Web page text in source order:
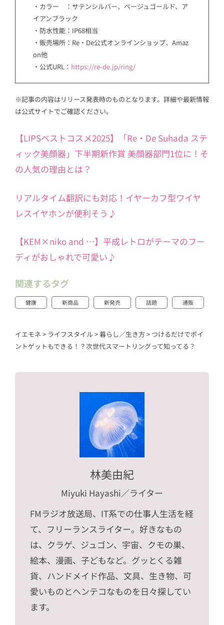
・カラー ：サテンシルバー、ベージュゴールド、ア
イアンブラック
・防水性能：IP68相当
・販売場所：Re・De公式オンラインショップ、Amaz
on他
・公式URL： https://re-de.jp/ring/
※記事の内容はリリース発表時のものとなります。詳細や最新情報
は公式サイトでご確認ください。
【LIPSベストコスメ2025】「Re・De Suhada ステ
ィック美顔器」下半期新作賞 美顔器部門1位に！そ
の人気の理由とは？
リアルタイム翻訳にも対応！イヤーカフ型ワイヤ
レスイヤホンが便利そう♪
【KEM×niko and …】平成レトロがテーマのフー
ディがおしゃれで可愛い♪
関連するタグ
健康 新商品 新発売 話題 通販
イエモネ > ライフスタイル>暮らし／生き方> つけるだけでポイ
ントゲットもできる！？次世代スマートリングって知ってる？
林美由紀
Miyuki Hayashi／ライター
FMラジオ放送局、IT系での仕事人生活を経
て、フリーランスライター。好きなもの
は、クラゲ、ジュゴン、宇宙、クモの巣、
絵本、漫画、子どもなど。グッとくる雑
貨、ハンドメイド作品、文具、生き物、可
愛いものとヘンテコなものを日々探してい
ます。